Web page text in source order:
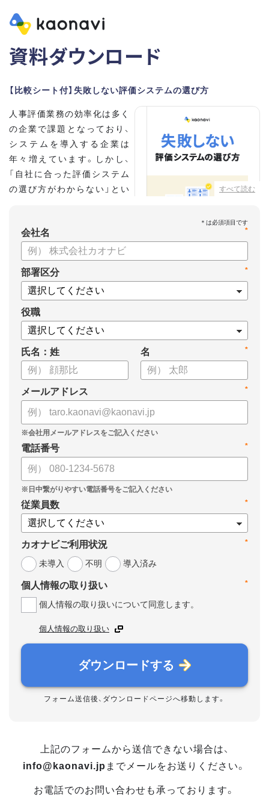
資料ダウンロード
【比較シート付】失敗しない評価システムの選び方
すべて読む
人事評価業務の効率化は多く
の企業で課題となっており、
システムを導入する企業は
年々増えています。しかし、
「自社に合った評価システム
の選び方がわからない」とい
こちらの資料では、
・人事評価システムが必要な企業の特徴
・導入検討に必要な3つの視点
・7つの選定ポイント
についてまとめましたので、ぜひお役立てください。
*
会社名
*
部署区分
役職
氏名：姓 *
名
*
メールアドレス
*
電話番号
*
従業員数
*
カオナビご利用状況
未導入
不明 導入済み
*
個人情報の取り扱い
個人情報の取り扱いについて同意します。
個人情報の取り扱い
ダウンロードする
フォーム送信後、ダウンロードページへ移動します。
上記のフォームから送信できない場合は、
info@kaonavi.jp までメールをお送りください。
お電話でのお問い合わせも承っております。